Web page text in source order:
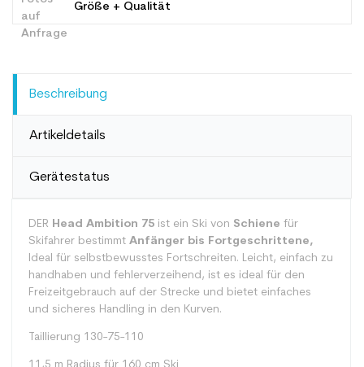
Größe + Qualität
Beschreibung
Artikeldetails
Gerätestatus
DER Head Ambition 75 ist ein Ski von Schiene für
Skifahrer bestimmt Anfänger bis Fortgeschrittene,
Ideal für selbstbewusstes Fortschreiten. Leicht, einfach zu
handhaben und fehlerverzeihend, ist es ideal für den
Freizeitgebrauch auf der Strecke und bietet einfaches
und sicheres Handling in den Kurven.
Taillierung 130-75-110